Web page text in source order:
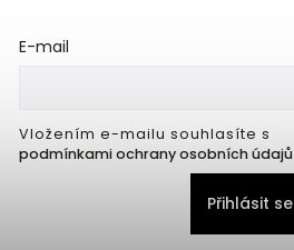
E-mail
Vložením e-mailu souhlasíte s
podmínkami ochrany osobních údajů
Přihlásit se